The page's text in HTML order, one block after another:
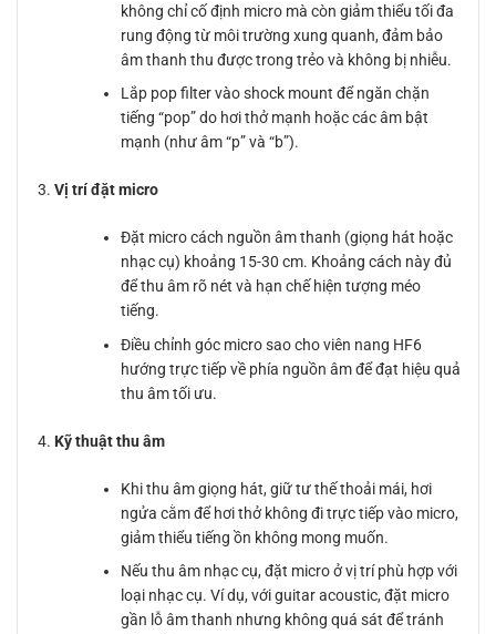
không chỉ cố định micro mà còn giảm thiểu tối đa
rung động từ môi trường xung quanh, đảm bảo
âm thanh thu được trong trẻo và không bị nhiễu.
Lắp pop filter vào shock mount để ngăn chặn
tiếng “pop” do hơi thở mạnh hoặc các âm bật
mạnh (như âm “p” và “b”).
Vị trí đặt micro
Đặt micro cách nguồn âm thanh (giọng hát hoặc
nhạc cụ) khoảng 15-30 cm. Khoảng cách này đủ
để thu âm rõ nét và hạn chế hiện tượng méo
tiếng.
Điều chỉnh góc micro sao cho viên nang HF6
hướng trực tiếp về phía nguồn âm để đạt hiệu quả
thu âm tối ưu.
Kỹ thuật thu âm
Khi thu âm giọng hát, giữ tư thế thoải mái, hơi
ngửa cằm để hơi thở không đi trực tiếp vào micro,
giảm thiểu tiếng ồn không mong muốn.
Nếu thu âm nhạc cụ, đặt micro ở vị trí phù hợp với
loại nhạc cụ. Ví dụ, với guitar acoustic, đặt micro
gần lỗ âm thanh nhưng không quá sát để tránh